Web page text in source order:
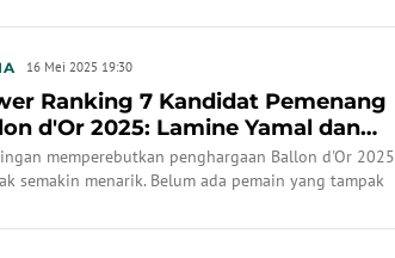
16 Mei 2025 19:30
Ranking 7 Kandidat Pemenang
d'Or 2025: Lamine Yamal dan
Dembele Bersa...
memperebutkan penghargaan Ballon d'Or 2025
semakin menarik. Belum ada pemain yang tampak